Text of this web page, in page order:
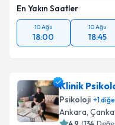
En Yakın Saatler
10 Ağu
18:00
10 Ağu
18:45
Klinik
Psikoloji diğer
Ankara,